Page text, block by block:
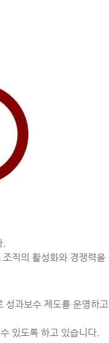
.
직의 활성화와 경쟁력을
성과보수 제도를 운영하고
있도록 하고 있습니다.